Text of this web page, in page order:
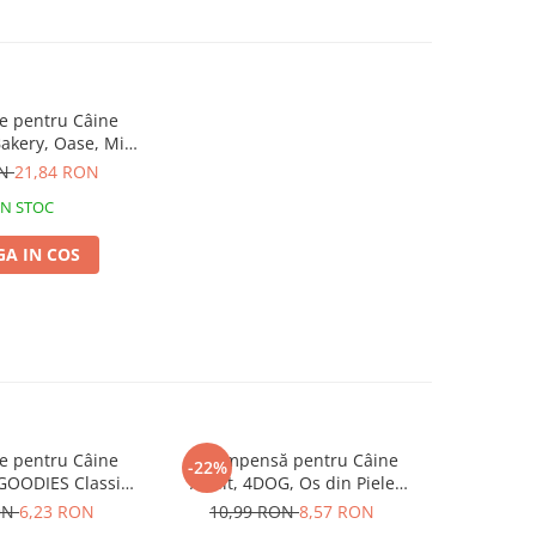
pentru Câine
Oase, Miel
1kg
21,84 RON
STOC
IN COS
pentru Câine
Classic,
și Orez, 100g
6,23 RON
-22%
Recompensă pentru Câine
Adult, 4DOG, Os din Piele
Presată, 22cm
10,99 RON8,57 RON